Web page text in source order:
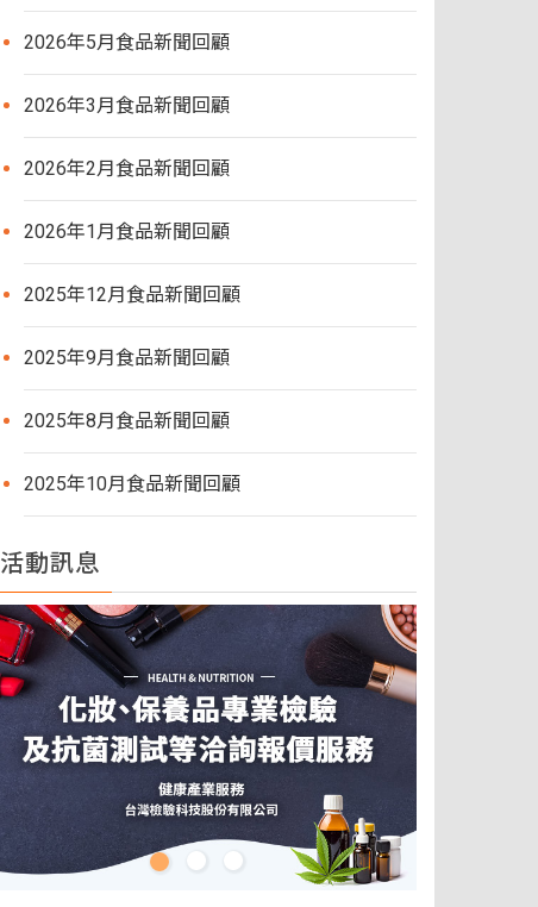
2026年5月食品新聞回顧
2026年3月食品新聞回顧
2026年2月食品新聞回顧
2026年1月食品新聞回顧
2025年12月食品新聞回顧
2025年9月食品新聞回顧
2025年8月食品新聞回顧
2025年10月食品新聞回顧
活動訊息